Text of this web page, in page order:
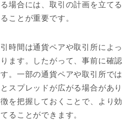
場合には、取引の計画を立てる
ことが重要です。
時間は通貨ペアや取引所によっ
ます。したがって、事前に確認
。一部の通貨ペアや取引所では
スプレッドが広がる場合があり
を把握しておくことで、より効
ることができます。